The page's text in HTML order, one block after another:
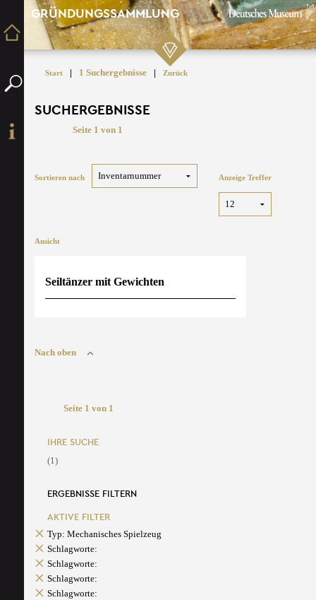
GRÜNDUNGSSAMMLUNG
Start | 1 Suchergebnisse | Zurück
SUCHERGEBNISSE
Seite 1 von 1
Sortieren nach Anzeige Treffer
Ansicht
Seiltänzer mit Gewichten
Nach oben
Seite 1 von 1
IHRE SUCHE
(1)
ERGEBNISSE FILTERN
AKTIVE FILTER
Typ: Mechanisches Spielzeug
Schlagworte:
Schlagworte:
Schlagworte:
Schlagworte: